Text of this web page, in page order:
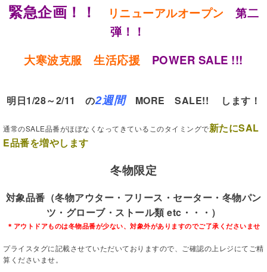
緊急企画！！ リニューアルオープン 第二
弾！！
大寒波克服 生活応援 POWER SALE !!!
明日1/28～2/11 の2週間MORE SALE!! します！
通常のSALE品番がほぼなくなってきているこのタイミングで新たにSAL
E品番を増やします
冬物限定
対象品番（冬物アウター・フリース・セーター・冬物パン
ツ・グローブ・ストール類 etc・・・）
＊アウトドアものは冬物品番が少ない、対象外がありますのでご了承くださいませ
プライスタグに記載させていただいておりますので、ご確認の上レジにてご精
算くださいませ。